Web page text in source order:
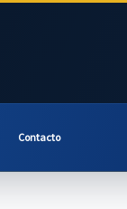
Contacto